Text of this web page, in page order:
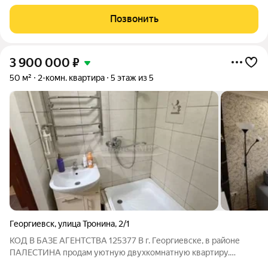
Комнаты раздельные, санузел раздельный, большая прихожая,
просторная кухонная
Позвонить
3 900 000 ₽
50 м² 2-комн. квартира 5 этаж из 5
Георгиевск,улица Тронина, 2/1
КОД В БАЗЕ АГЕНТСТВА 125377 В г. Георгиевске, в районе
ПАЛЕСТИНА продам уютную двухкомнатную квартиру.